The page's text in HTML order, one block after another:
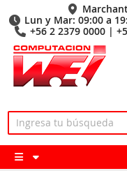
Lun y Mar: 09:00 a
+56 2 2379 0000 |